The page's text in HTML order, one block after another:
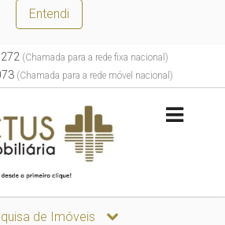
Entendi
(Chamada para a rede fixa nacional)
(Chamada para a rede móvel nacional)
de Imóveis